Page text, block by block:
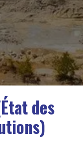
des